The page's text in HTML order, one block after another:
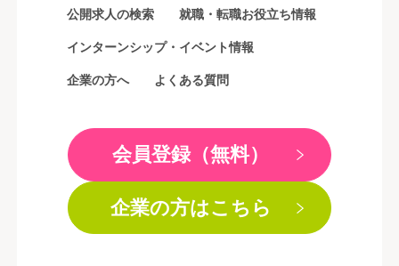
公開求人の検索 就職・転職お役立ち情報
インターンシップ・イベント情報
企業の方へ よくある質問
会員登録（無料）
企業の方はこちら